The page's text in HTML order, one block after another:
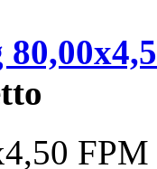
FPM